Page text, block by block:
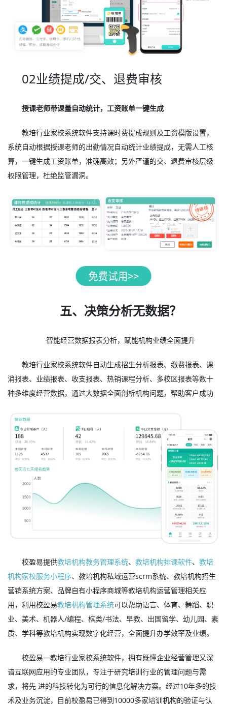
02业绩提成/交、退费审核
授课老师带课量自动统计，工资账单一键生成
教培行业家校系统软件支持课时费提成规则及工资模版设置，
系统自动根据授课老师的出勤情况自动统计业绩提成，无需人工核
算，一键生成工资账单，准确高效；另外严谨的交、退费审核层级
权限管理，杜绝监管漏洞。
五、决策分析无数据？
智能经营数据报表分析，赋能机构业绩全面提升
教培行业家校系统软件自动生成招生分析报表、缴费报表、课
消报表、业绩报表、收支报表、热销课程分析、多校区报表等数十
种多维度经营数据，通过大数据全面剖析机构问题，帮助客户成功
校盈易提供教培机构教务管理系统、教培机构排课软件、教培
机构家校服务小程序、教培机构私域运营scrm系统、教培机构招生
营销系统方案、品牌自有小程序商城等教培机构运营管理相关应
用，利用校盈易教培机构管理系统可以帮助语言、体育、舞蹈、职
业、美术、机器人/编程、棋类/书法、早教、出国留学、幼儿园、素
质、学科等教培机构实现数字化经营，全面提升办学效率及业绩。
校盈易—教培行业家校系统软件，拥有既懂企业经营管理又深
谙互联网应用的专业团队，专注于研究培训行业的管理问题与需
求，将先 进的科技转化为可行的信息化解决方案。经过10年多的技
术及业务沉淀，目前校盈易已得到10000多家培训机构的验证与认